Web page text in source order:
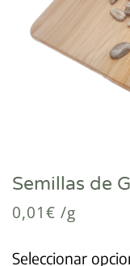
Semillas de
0,01€ /g
Seleccionar